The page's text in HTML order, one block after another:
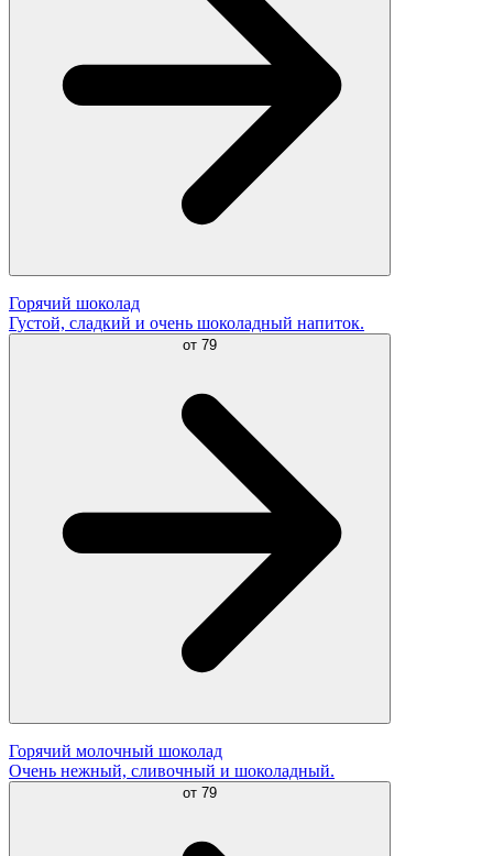
Горячий шоколад
Густой, сладкий и очень шоколадный напиток.
от 79
Горячий молочный шоколад
Очень нежный, сливочный и шоколадный.
от 79